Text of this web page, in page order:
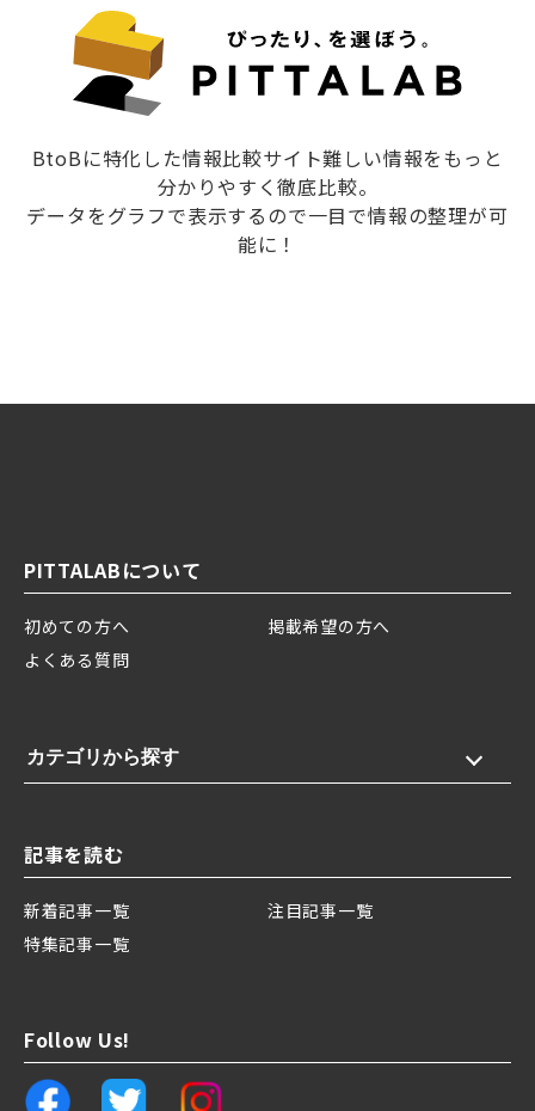
BtoBに特化した情報比較サイト難しい情報をもっと
分かりやすく徹底比較。
データをグラフで表示するので一目で情報の整理が可
能に！
PITTALABについて
初めての方へ
掲載希望の方へ
よくある質問
カテゴリから探す
記事を読む
新着記事一覧
注目記事一覧
特集記事一覧
Follow Us!